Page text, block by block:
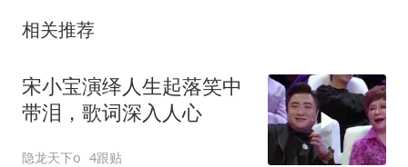
相关推荐
宋小宝演绎人生起落笑中
带泪，歌词深入人心
隐龙天下o 4跟贴